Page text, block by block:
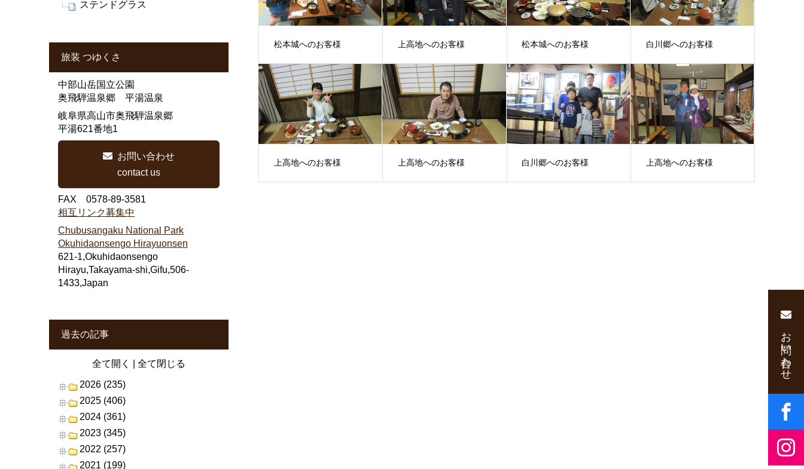
松本城へのお客様 上高地へのお客様 松本城へのお客様 白川郷へのお客様
上高地へのお客様 上高地へのお客様 白川郷へのお客様 上高地へのお客様
ステンドグラス
旅装 つゆくさ
中部山岳国立公園
奥飛騨温泉郷 平湯温泉
岐阜県高山市奥飛騨温泉郷
平湯621番地1
お問い合わせ
contact us
FAX 0578-89-3581
相互リンク募集中
Chubusangaku National Park
Okuhidaonsengo Hirayuonsen
621-1,Okuhidaonsengo
Hirayu,Takayama-shi,Gifu,506-
1433,Japan
過去の記事
全て開く 全て閉じる
2026 (235)
2025 (406)
2024 (361)
2023 (345)
2022 (257)
2021 (199)
お問い合わせ